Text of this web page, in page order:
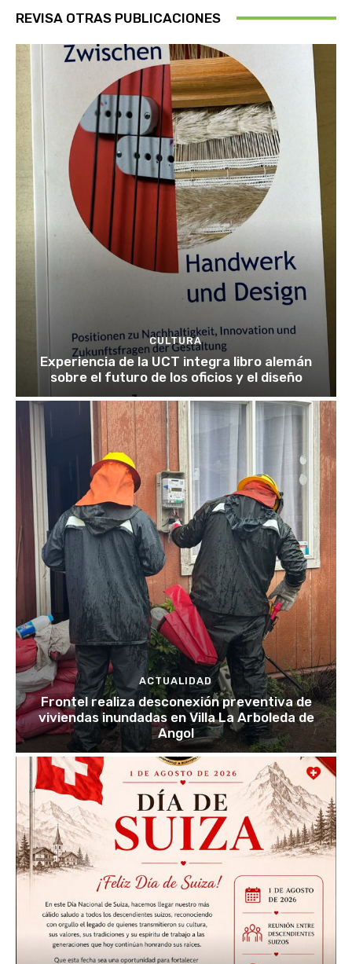
REVISA OTRAS PUBLICACIONES
CULTURA
Experiencia de la UCT integra libro alemán
sobre el futuro de los oficios y el diseño
ACTUALIDAD
Frontel realiza desconexión preventiva de
viviendas inundadas en Villa La Arboleda de
Angol